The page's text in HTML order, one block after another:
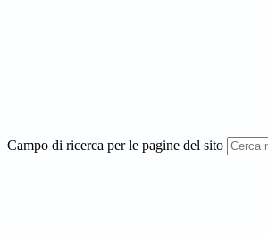
Campo di ricerca per le pagine del sito